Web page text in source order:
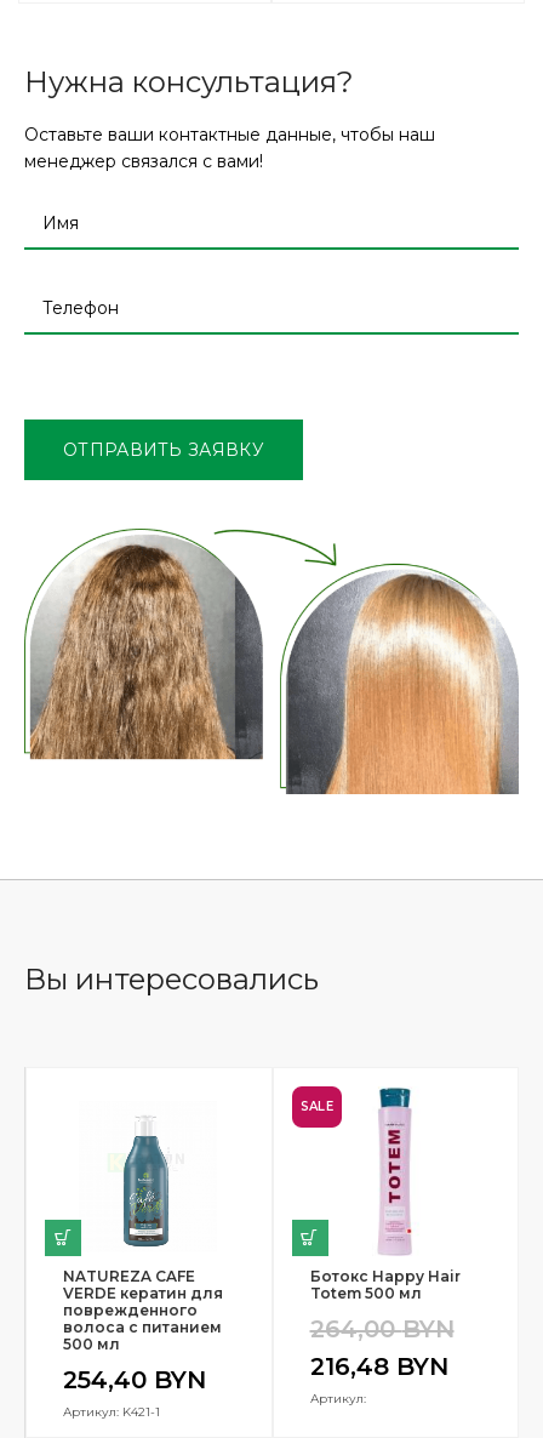
Нужна консультация?
Оставьте ваши контактные данные, чтобы наш
менеджер связался с вами!
поле
пустым.
ОТПРАВИТЬ ЗАЯВКУ
Вы интересовались
NATUREZA CAFE
VERDE кератин для
поврежденного
волоса с питанием
500 мл
254,40 BYN
Артикул: K421-1
SALE
Ботокс Happy Hair
Totem 500 мл
264,00BYN
216,48 BYN
Артикул: